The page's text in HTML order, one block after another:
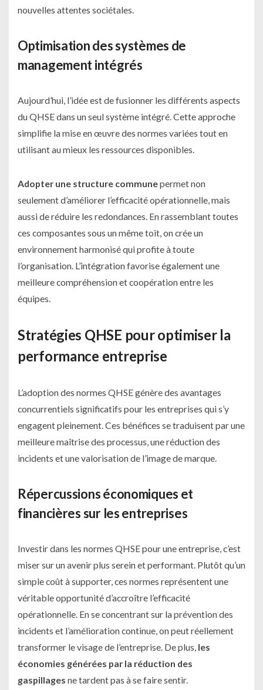
nouvelles attentes sociétales.
Optimisation des systèmes de
management intégrés
Aujourd’hui, l’idée est de fusionner les différents aspects
du QHSE dans un seul système intégré. Cette approche
simplifie la mise en œuvre des normes variées tout en
utilisant au mieux les ressources disponibles.
Adopter une structure communepermet non
seulement d’améliorer l’efficacité opérationnelle, mais
aussi de réduire les redondances. En rassemblant toutes
ces composantes sous un même toit, on crée un
environnement harmonisé qui profite à toute
l’organisation. L’intégration favorise également une
meilleure compréhension et coopération entre les
équipes.
Stratégies QHSE pour optimiser la
performance entreprise
L’adoption des normes QHSE génère des avantages
concurrentiels significatifs pour les entreprises qui s’y
engagent pleinement. Ces bénéfices se traduisent par une
meilleure maîtrise des processus, une réduction des
incidents et une valorisation de l’image de marque.
Répercussions économiques et
financières sur les entreprises
Investir dans les normes QHSE pour une entreprise, c’est
miser sur un avenir plus serein et performant. Plutôt qu’un
simple coût à supporter, ces normes représentent une
véritable opportunité d’accroître l’efficacité
opérationnelle. En se concentrant sur la prévention des
incidents et l’amélioration continue, on peut réellement
transformer le visage de l’entreprise. De plus, les
économies générées par la réduction des
gaspillages ne tardent pas à se faire sentir.